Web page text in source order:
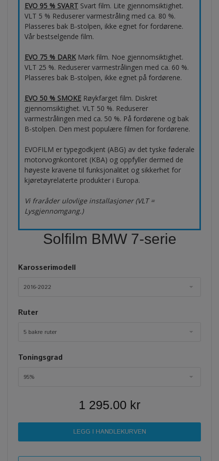
EVO 95 % SVART Svart film. Lite gjennomsiktighet.
VLT 5 % Reduserer varmestråling med ca. 80 %.
Plasseres bak B-stolpen, ikke egnet for fordørene.
Vår bestselgende film.
EVO 75 % DARKMørk film. Noe gjennomsiktighet.
VLT 25 %. Reduserer varmestrålingen med ca. 60 %.
Plasseres bak B-stolpen, ikke egnet på fordørene.
EVO 50 % SMOKE Røykfarget film. Diskret
gjennomsiktighet. VLT 50 %. Reduserer
varmestrålingen med ca. 50 %. På fordørene og bak
B-stolpen. Den mest populære filmen for fordørene.
EVOFILM er typegodkjent (ABG) av det tyske føderale
motorvognkontoret (KBA) og oppfyller dermed de
høyeste kravene til funksjonalitet og sikkerhet for
kjøretøyrelaterte produkter i Europa.
Vi fraråder ulovlige installasjoner (VLT =
Lysgjennomgang.)
Solfilm BMW 7-serie
Karosserimodell
2016-2022
Ruter
5 bakre ruter
Toningsgrad
95%
1 295.00 kr